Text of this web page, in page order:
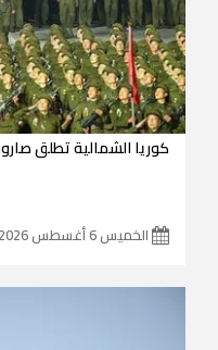
كوريا الشمالية تطلق
الخميس 6 أغسطس 2026 14:35:56